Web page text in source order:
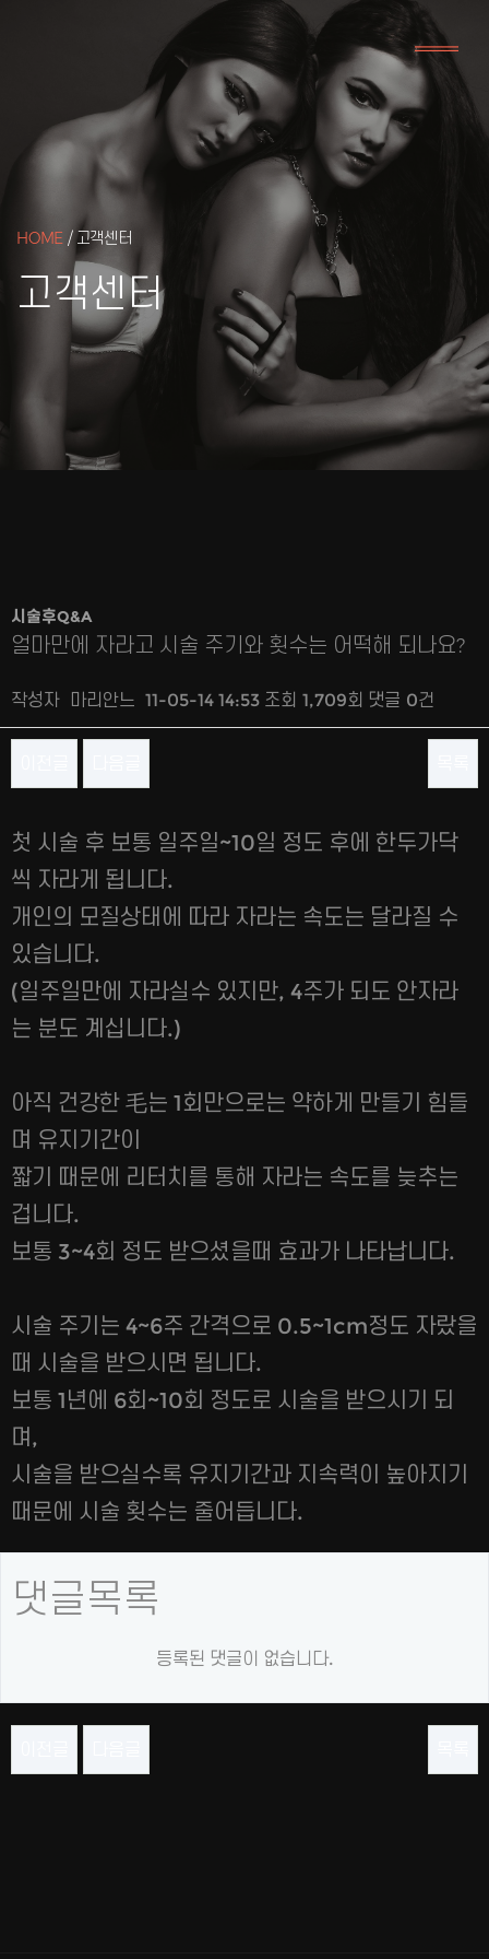
HOME / 고객센터
고객센터
시술후Q&A
얼마만에 자라고 시술 주기와 횟수는 어떡해 되나요?
작성자 마리안느 11-05-14 14:53 조회 1,709회 댓글 0건
본문
첫 시술 후 보통 일주일~10일 정도 후에 한두가닥
씩 자라게 됩니다.
개인의 모질상태에 따라 자라는 속도는 달라질 수
있습니다.
(일주일만에 자라실수 있지만, 4주가 되도 안자라
는 분도 계십니다.)
아직 건강한 毛는 1회만으로는 약하게 만들기 힘들
며 유지기간이
짧기 때문에 리터치를 통해 자라는 속도를 늦추는
겁니다.
보통 3~4회 정도 받으셨을때 효과가 나타납니다.
시술 주기는 4~6주 간격으로 0.5~1cm정도 자랐을
때 시술을 받으시면 됩니다.
보통 1년에 6회~10회 정도로 시술을 받으시기 되
며,
시술을 받으실수록 유지기간과 지속력이 높아지기
때문에 시술 횟수는 줄어듭니다.
댓글목록
등록된 댓글이 없습니다.